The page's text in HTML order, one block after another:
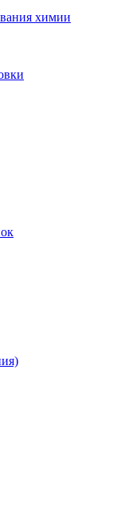
химии